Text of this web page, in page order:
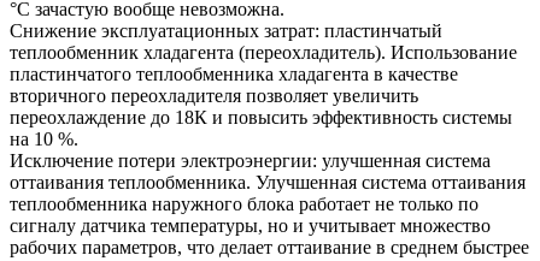
°С зачастую вообще невозможна.
Снижение эксплуатационных затрат: пластинчатый
теплообменник хладагента (переохладитель). Использование
пластинчатого теплообменника хладагента в качестве
вторичного переохладителя позволяет увеличить
переохлаждение до 18К и повысить эффективность системы
на 10 %.
Исключение потери электроэнергии: улучшенная система
оттаивания теплообменника. Улучшенная система оттаивания
теплообменника наружного блока работает не только по
сигналу датчика температуры, но и учитывает множество
рабочих параметров, что делает оттаивание в среднем быстрее